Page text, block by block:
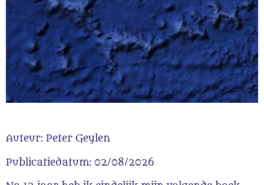
Auteur: Peter Geylen
Publicatiedatum: 02/08/2026